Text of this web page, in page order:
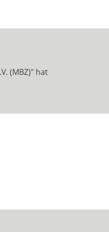
(MBZ)" hat